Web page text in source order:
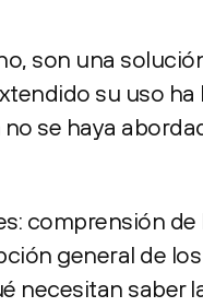
son una
su uso
se haya
comprensión de
general de los
necesitan saber